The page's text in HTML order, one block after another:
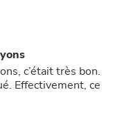
c’était très bon.
Effectivement, ce